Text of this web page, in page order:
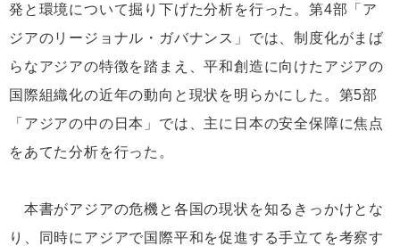
発と環境について掘り下げた分析を行った。第4部「ア
ジアのリージョナル・ガバナンス」では、制度化がまば
らなアジアの特徴を踏まえ、平和創造に向けたアジアの
国際組織化の近年の動向と現状を明らかにした。第5部
「アジアの中の日本」では、主に日本の安全保障に焦点
をあてた分析を行った。
本書がアジアの危機と各国の現状を知るきっかけとな
り、同時にアジアで国際平和を促進する手立てを考察す